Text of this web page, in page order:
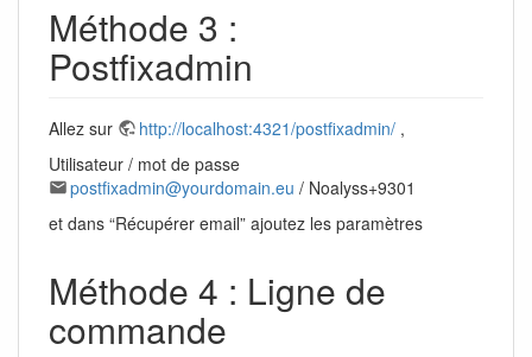
Méthode 3 :
Postfixadmin
Allez sur http://localhost:4321/postfixadmin/ ,
Utilisateur / mot de passe
postfixadmin@yourdomain.eu / Noalyss+9301
et dans “Récupérer email” ajoutez les paramètres
Méthode 4 : Ligne de
commande